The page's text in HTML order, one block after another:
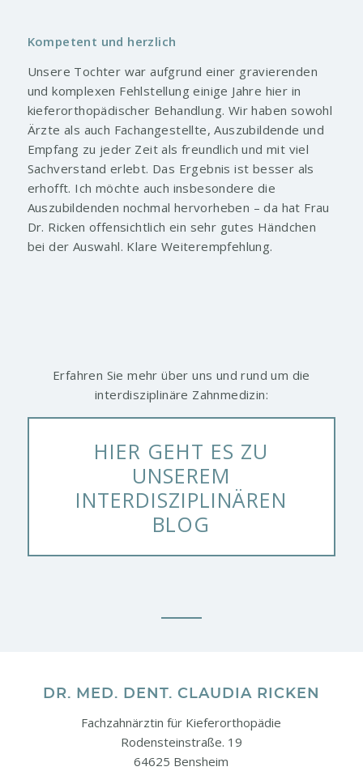
Kompetent und herzlich
Unsere Tochter war aufgrund einer gravierenden
und komplexen Fehlstellung einige Jahre hier in
kieferorthopädischer Behandlung. Wir haben sowohl
Ärzte als auch Fachangestellte, Auszubildende und
Empfang zu jeder Zeit als freundlich und mit viel
Sachverstand erlebt. Das Ergebnis ist besser als
erhofft. Ich möchte auch insbesondere die
Auszubildenden nochmal hervorheben – da hat Frau
Dr. Ricken offensichtlich ein sehr gutes Händchen
bei der Auswahl. Klare Weiterempfehlung.
Erfahren Sie mehr über uns und rund um die
interdisziplinäre Zahnmedizin:
HIER GEHT ES ZU
UNSEREM
INTERDISZIPLINÄREN
BLOG
DR. MED. DENT. CLAUDIA RICKEN
Fachzahnärztin für Kieferorthopädie
Rodensteinstraße. 19
64625 Bensheim